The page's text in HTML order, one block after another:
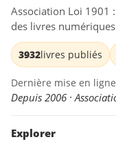
Association Loi 1901
des livres
3932livres publiés
Dernière mise en
Depuis 2006 ·
Explorer